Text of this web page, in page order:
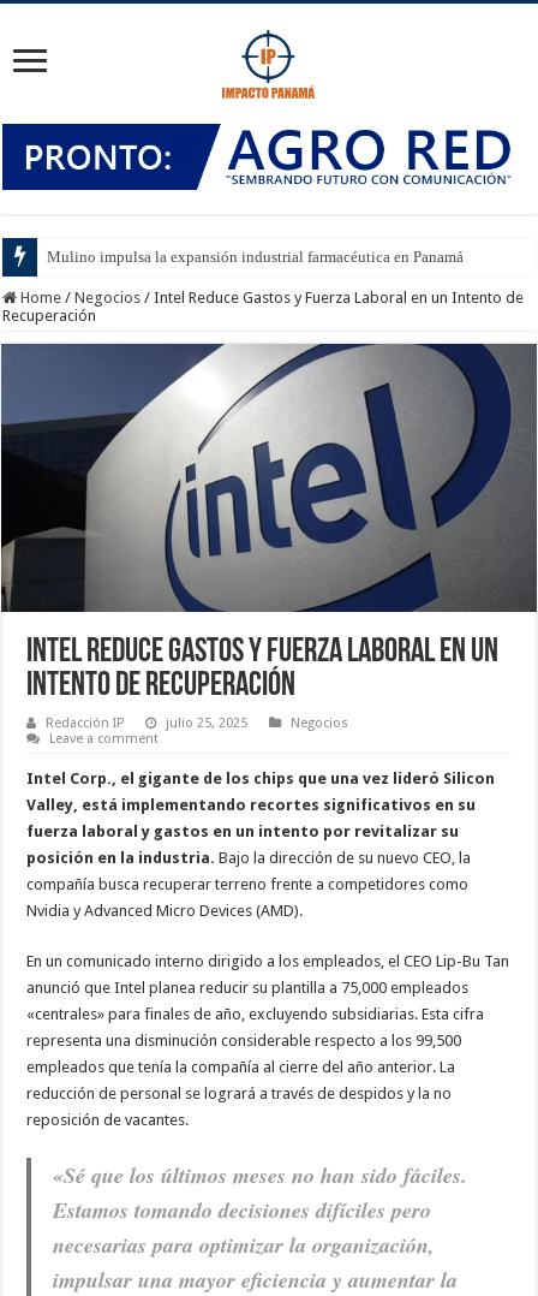
Mulino impulsa la expansión industrial farmacéutica en Panamá
Home / Negocios / Intel Reduce Gastos y Fuerza Laboral en un Intento de
Recuperación
Intel Reduce Gastos y Fuerza Laboral en un
Intento de Recuperación
Redacción IP julio 25, 2025
Negocios
Leave a comment
Intel Corp., el gigante de los chips que una vez lideró Silicon
Valley, está implementando recortes significativos en su
fuerza laboral y gastos en un intento por revitalizar su
posición en la industria. Bajo la dirección de su nuevo CEO, la
compañía busca recuperar terreno frente a competidores como
Nvidia y Advanced Micro Devices (AMD).
En un comunicado interno dirigido a los empleados, el CEO Lip-Bu Tan
anunció que Intel planea reducir su plantilla a 75,000 empleados
«centrales» para finales de año, excluyendo subsidiarias. Esta cifra
representa una disminución considerable respecto a los 99,500
empleados que tenía la compañía al cierre del año anterior. La
reducción de personal se logrará a través de despidos y la no
reposición de vacantes.
«Sé que los últimos meses no han sido fáciles.
Estamos tomando decisiones difíciles pero
necesarias para optimizar la organización,
impulsar una mayor eficiencia y aumentar la